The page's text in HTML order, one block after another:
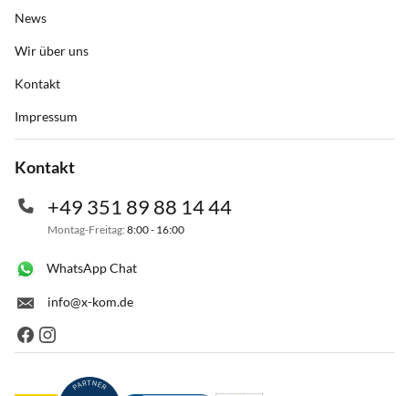
News
Wir über uns
Kontakt
Impressum
Kontakt
+49 351 89 88 14 44
Montag-Freitag: 8:00 - 16:00
WhatsApp Chat
info@x-kom.de